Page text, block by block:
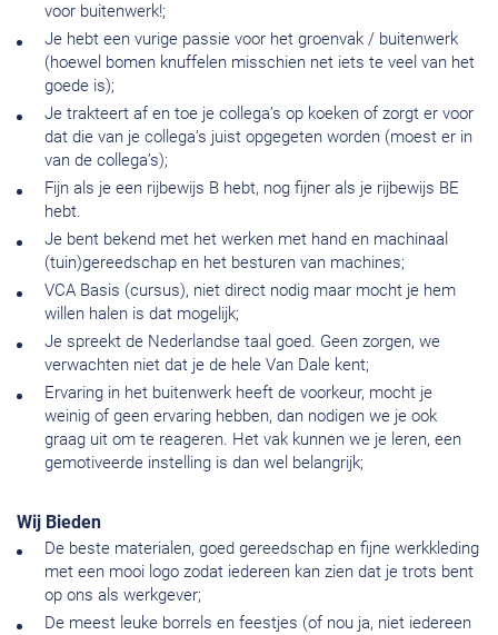
voor buitenwerk!;
Je hebt een vurige passie voor het groenvak / buitenwerk
(hoewel bomen knuffelen misschien net iets te veel van het
goede is);
Je trakteert af en toe je collega’s op koeken of zorgt er voor
dat die van je collega’s juist opgegeten worden (moest er in
van de collega’s);
Fijn als je een rijbewijs B hebt, nog fijner als je rijbewijs BE
hebt.
Je bent bekend met het werken met hand en machinaal
(tuin)gereedschap en het besturen van machines;
VCA Basis (cursus), niet direct nodig maar mocht je hem
willen halen is dat mogelijk;
Je spreekt de Nederlandse taal goed. Geen zorgen, we
verwachten niet dat je de hele Van Dale kent;
Ervaring in het buitenwerk heeft de voorkeur, mocht je
weinig of geen ervaring hebben, dan nodigen we je ook
graag uit om te reageren. Het vak kunnen we je leren, een
gemotiveerde instelling is dan wel belangrijk;
Wij Bieden
De beste materialen, goed gereedschap en fijne werkkleding
met een mooi logo zodat iedereen kan zien dat je trots bent
op ons als werkgever;
De meest leuke borrels en feestjes (of nou ja, niet iedereen